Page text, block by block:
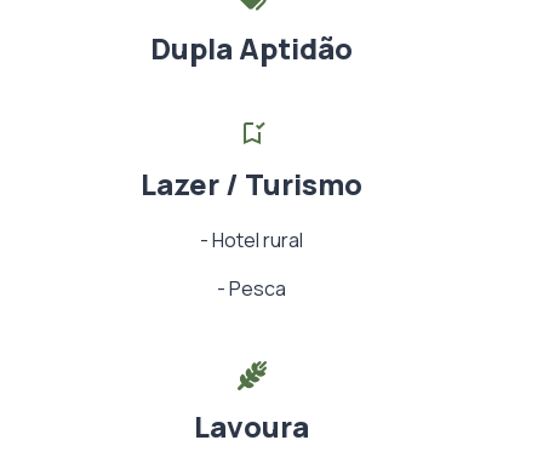
Dupla Aptidão
Lazer / Turismo
-Hotel rural
-Pesca
Lavoura